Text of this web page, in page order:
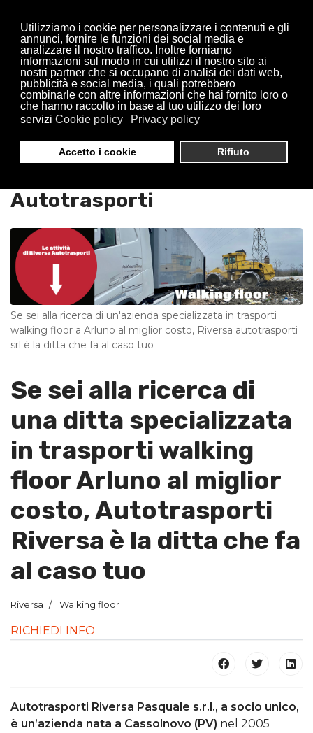
Utilizziamo i cookie per personalizzare i contenuti e gli
annunci, fornire le funzioni dei social media e
analizzare il nostro traffico. Inoltre forniamo
informazioni sul modo in cui utilizzi il nostro sito ai
nostri partner che si occupano di analisi dei dati web,
pubblicità e social media, i quali potrebbero
combinarle con altre informazioni che hai fornito loro o
che hanno raccolto in base al tuo utilizzo dei loro
servizi Cookie policy Privacy policy
Accetto i cookie Rifiuto
Trasporti Walking Floor
Autotrasporti
Se sei alla ricerca di un'azienda specializzata in trasporti
walking floor a Arluno al miglior costo, Riversa autotrasporti
srl è la ditta che fa al caso tuo
Se sei alla ricerca di
una ditta specializzata
in trasporti walking
floor Arluno al miglior
costo, Autotrasporti
Riversa è la ditta che fa
al caso tuo
Riversa Walking floor
RICHIEDI INFO
Autotrasporti Riversa Pasquale s.r.l., a socio unico,
è un’azienda nata a Cassolnovo (PV) nel 2005